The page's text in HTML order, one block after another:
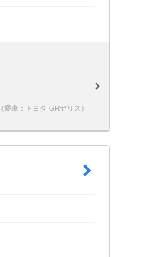
（愛車：トヨタ GRヤリス）